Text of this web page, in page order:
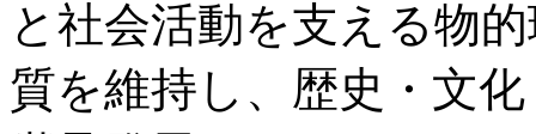
と社会活動を支える物
質を維持し、歴史・文